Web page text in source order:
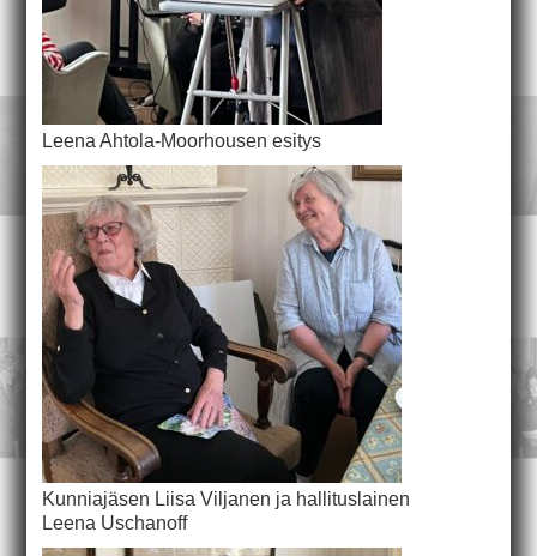
Leena Ahtola-Moorhousen esitys
Kunniajäsen Liisa Viljanen ja hallituslainen
Leena Uschanoff